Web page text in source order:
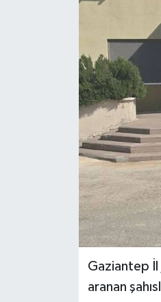
Gaziantep İl
aranan